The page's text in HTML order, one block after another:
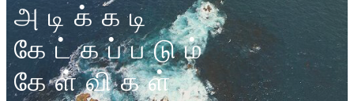
அடிக்கடி
கேட்கப்படும்
கேள்விகள்